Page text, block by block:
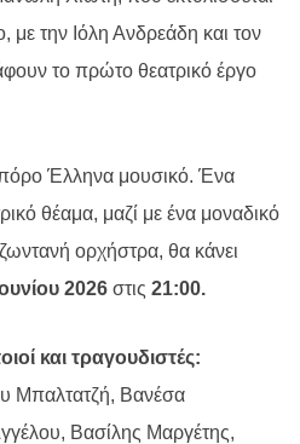
την Ιόλη Ανδρεάδη και τον
το πρώτο θεατρικό έργο
Έλληνα μουσικό. Ένα
θέαμα, μαζί με ένα μοναδικό
ορχήστρα, θα κάνει
2026 στις 21:00.
και τραγουδιστές:
Μπαλτατζή, Βανέσα
Βασίλης Μαργέτης,